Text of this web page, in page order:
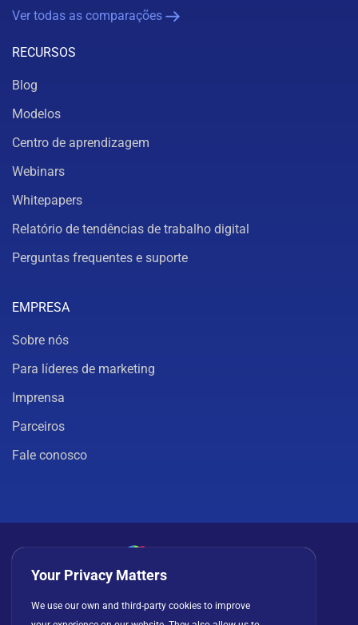
Ver todas as comparações
RECURSOS
Blog
Modelos
Centro de aprendizagem
Webinars
Whitepapers
Relatório de tendências de trabalho digital
Perguntas frequentes e suporte
EMPRESA
Sobre nós
Para líderes de marketing
Imprensa
Parceiros
Fale conosco
Política de privacidade Cookies
Your Privacy Matters
We use our own and third-party cookies to improve